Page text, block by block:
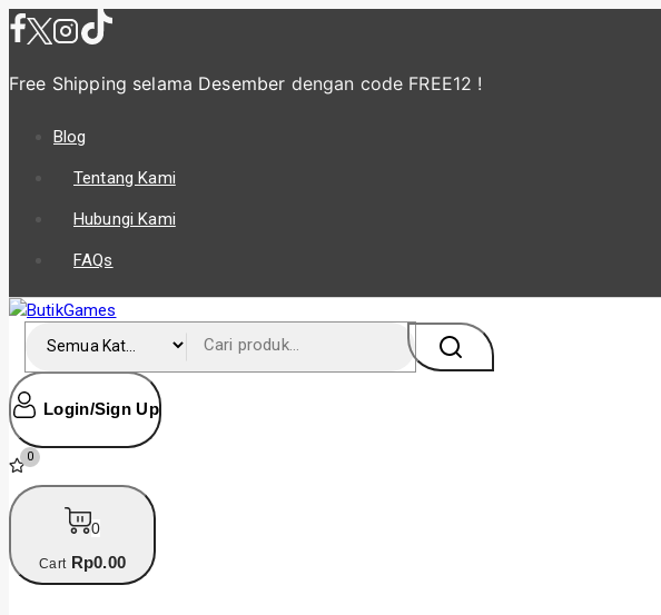
Skip
to
Free Shipping selama Desember dengan code FREE12 !
Blog
Tentang Kami
Hubungi Kami
FAQs
Login/Sign Up
0
0
Cart Rp0.00